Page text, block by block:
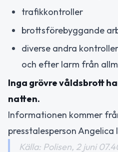
trafikkontroller
brottsförebyggande
diverse andra
och efter larm från
Inga grövre våldsbrott
natten.
Informationen kommer
presstalesperson Angelica
Källa: Polisen, 2 juni